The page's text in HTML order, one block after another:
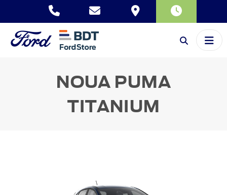
NOUA PUMA
TITANIUM